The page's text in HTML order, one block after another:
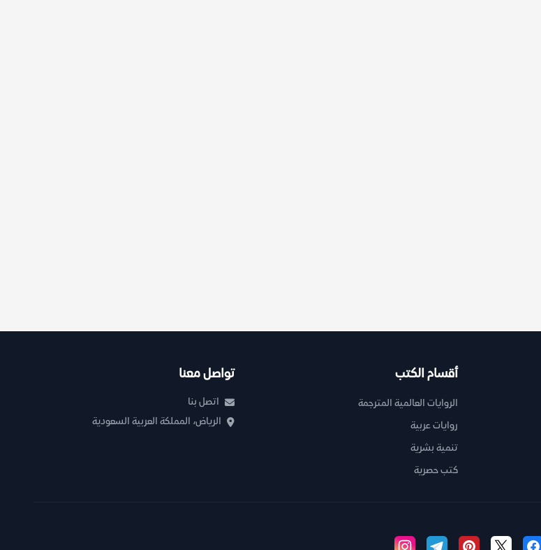
أقسام الكتب
الروايات العالمية المترجمة
روايات عربية
تنمية بشرية
كتب حصرية
تواصل معنا
اتصل بنا
الرياض، المملكة العربية السعودية